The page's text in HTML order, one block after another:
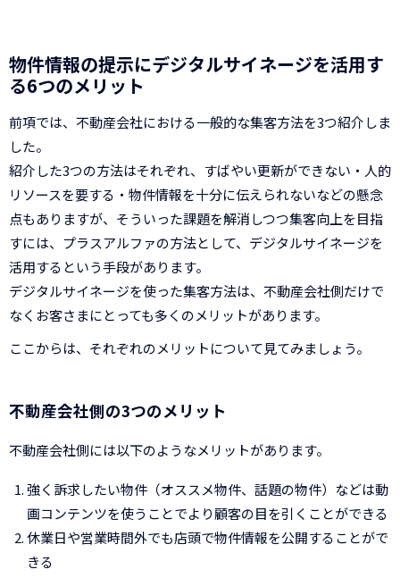
物件情報の提示にデジタルサイネージを活用す
る6つのメリット
前項では、不動産会社における一般的な集客方法を3つ紹介しま
した。
紹介した3つの方法はそれぞれ、すばやい更新ができない・人的
リソースを要する・物件情報を十分に伝えられないなどの懸念
点もありますが、そういった課題を解消しつつ集客向上を目指
すには、プラスアルファの方法として、デジタルサイネージを
活用するという手段があります。
デジタルサイネージを使った集客方法は、不動産会社側だけで
なくお客さまにとっても多くのメリットがあります。
ここからは、それぞれのメリットについて見てみましょう。
不動産会社側の3つのメリット
不動産会社側には以下のようなメリットがあります。
強く訴求したい物件（オススメ物件、話題の物件）などは動
画コンテンツを使うことでより顧客の目を引くことができる
休業日や営業時間外でも店頭で物件情報を公開することがで
きる